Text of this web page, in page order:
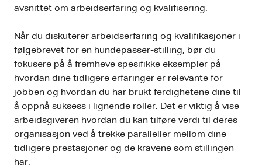
avsnittet om arbeidserfaring og kvalifisering.
Når du diskuterer arbeidserfaring og kvalifikasjoner i
følgebrevet for en hundepasser-stilling, bør du
fokusere på å fremheve spesifikke eksempler på
hvordan dine tidligere erfaringer er relevante for
jobben og hvordan du har brukt ferdighetene dine til
å oppnå suksess i lignende roller. Det er viktig å vise
arbeidsgiveren hvordan du kan tilføre verdi til deres
organisasjon ved å trekke paralleller mellom dine
tidligere prestasjoner og de kravene som stillingen
har.